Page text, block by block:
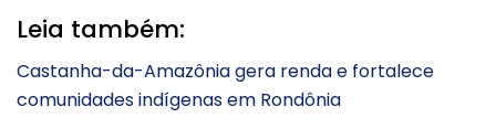
Leia também:
Castanha-da-Amazônia gera renda e fortalece
comunidades indígenas em Rondônia